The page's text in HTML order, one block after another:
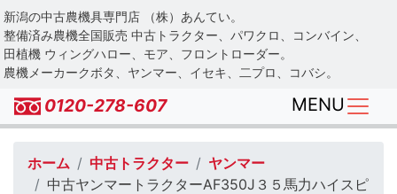
Skip
to
main
content
新潟の中古農機具専門店 （株）あんてい。
整備済み農機全国販売 中古トラクター、パワクロ、コンバイン、
田植機 ウィングハロー、モア、フロントローダー。
農機メーカークボタ、ヤンマー、イセキ、二プロ、コバシ。
0120-278-607 MENU
ホーム 中古トラクター
ヤンマー
中古ヤンマートラクターAF350J３５馬力ハイスピ